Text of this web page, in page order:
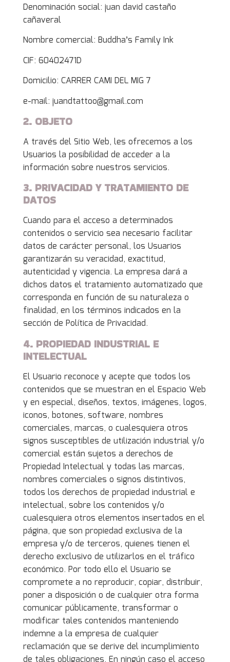
Denominación social: juan david castaño
cañaveral
Nombre comercial: Buddha’s Family Ink
CIF: 60402471D
Domicilio: CARRER CAMI DEL MIG 7
e-mail: juandtattoo@gmail.com
2. OBJETO
A través del Sitio Web, les ofrecemos a los
Usuarios la posibilidad de acceder a la
información sobre nuestros servicios.
3. PRIVACIDAD Y TRATAMIENTO DE
DATOS
Cuando para el acceso a determinados
contenidos o servicio sea necesario facilitar
datos de carácter personal, los Usuarios
garantizarán su veracidad, exactitud,
autenticidad y vigencia. La empresa dará a
dichos datos el tratamiento automatizado que
corresponda en función de su naturaleza o
finalidad, en los términos indicados en la
sección de Política de Privacidad.
4. PROPIEDAD INDUSTRIAL E
INTELECTUAL
El Usuario reconoce y acepte que todos los
contenidos que se muestran en el Espacio Web
y en especial, diseños, textos, imágenes, logos,
iconos, botones, software, nombres
comerciales, marcas, o cualesquiera otros
signos susceptibles de utilización industrial y/o
comercial están sujetos a derechos de
Propiedad Intelectual y todas las marcas,
nombres comerciales o signos distintivos,
todos los derechos de propiedad industrial e
intelectual, sobre los contenidos y/o
cualesquiera otros elementos insertados en el
página, que son propiedad exclusiva de la
empresa y/o de terceros, quienes tienen el
derecho exclusivo de utilizarlos en el tráfico
económico. Por todo ello el Usuario se
compromete a no reproducir, copiar, distribuir,
poner a disposición o de cualquier otra forma
comunicar públicamente, transformar o
modificar tales contenidos manteniendo
indemne a la empresa de cualquier
reclamación que se derive del incumplimiento